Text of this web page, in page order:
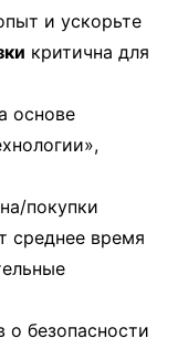
и ускорьте
критична для
основе
покупки
среднее время
о безопасности